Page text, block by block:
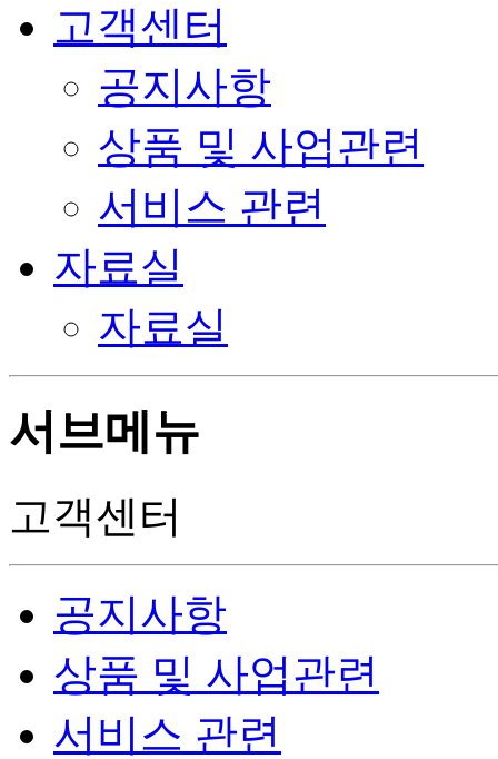
고객센터
공지사항
상품 및 사업관련
서비스 관련
자료실
자료실
서브메뉴
고객센터
공지사항
상품 및 사업관련
서비스 관련